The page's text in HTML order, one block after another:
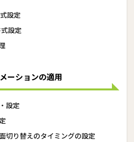
設定
設定
ーションの適用
設定
切り替えのタイミングの設定